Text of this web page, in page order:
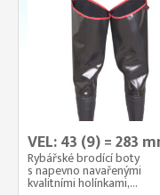
VEL: 43 (9) = 283
Rybářské brodící boty
s napevno navařenými
kvalitními holínkami,...